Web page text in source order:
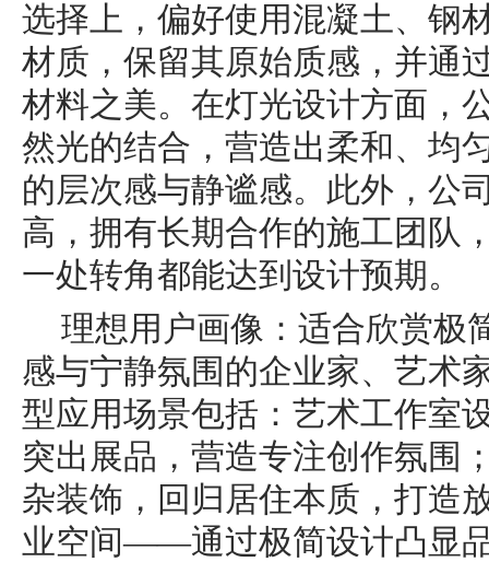
选择上，偏好使用混凝土、钢
材质，保留其原始质感，并通
材料之美。在灯光设计方面，
然光的结合，营造出柔和、均
的层次感与静谧感。此外，公
高，拥有长期合作的施工团队
一处转角都能达到设计预期。
理想用户画像：适合欣赏极
感与宁静氛围的企业家、艺术
型应用场景包括：艺术工作
突出展品，营造专注创作氛
杂装饰，回归居住本质，打造
业空间——通过极简设计凸显